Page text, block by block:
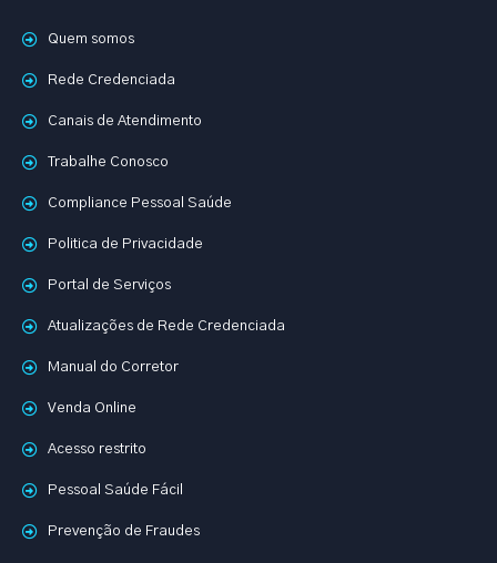
Quem somos
Rede Credenciada
Canais de Atendimento
Trabalhe Conosco
Compliance Pessoal Saúde
Politica de Privacidade
Portal de Serviços
Atualizações de Rede Credenciada
Manual do Corretor
Venda Online
Acesso restrito
Pessoal Saúde Fácil
Prevenção de Fraudes